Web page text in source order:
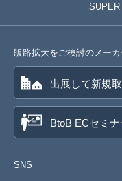
販路拡大をご検討のメー
出展して新規
BtoB ECセミナ
SNS